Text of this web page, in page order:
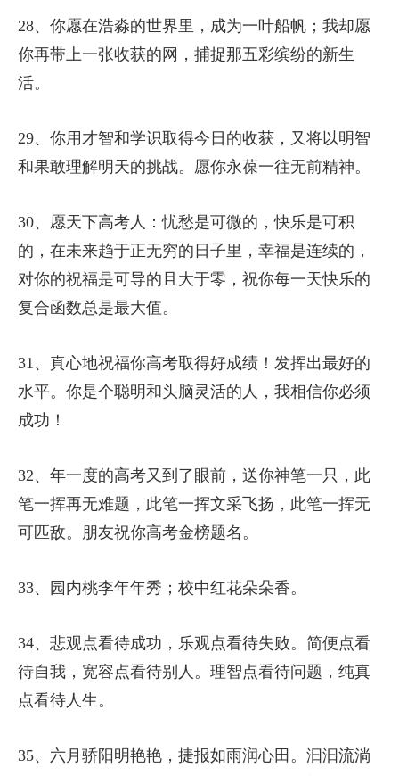
28、你愿在浩淼的世界里，成为一叶船帆；我却愿
你再带上一张收获的网，捕捉那五彩缤纷的新生
活。
29、你用才智和学识取得今日的收获，又将以明智
和果敢理解明天的挑战。愿你永葆一往无前精神。
30、愿天下高考人：忧愁是可微的，快乐是可积
的，在未来趋于正无穷的日子里，幸福是连续的，
对你的祝福是可导的且大于零，祝你每一天快乐的
复合函数总是最大值。
31、真心地祝福你高考取得好成绩！发挥出最好的
水平。你是个聪明和头脑灵活的人，我相信你必须
成功！
32、年一度的高考又到了眼前，送你神笔一只，此
笔一挥再无难题，此笔一挥文采飞扬，此笔一挥无
可匹敌。朋友祝你高考金榜题名。
33、园内桃李年年秀；校中红花朵朵香。
34、悲观点看待成功，乐观点看待失败。简便点看
待自我，宽容点看待别人。理智点看待问题，纯真
点看待人生。
35、六月骄阳明艳艳，捷报如雨润心田。汩汩流淌